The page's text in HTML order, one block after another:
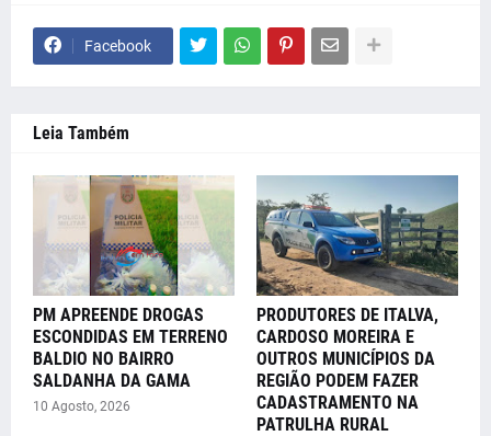
Facebook
Leia Também
PM APREENDE DROGAS
ESCONDIDAS EM TERRENO
BALDIO NO BAIRRO
SALDANHA DA GAMA
10 Agosto, 2026
PRODUTORES DE ITALVA,
CARDOSO MOREIRA E
OUTROS MUNICÍPIOS DA
REGIÃO PODEM FAZER
CADASTRAMENTO NA
PATRULHA RURAL